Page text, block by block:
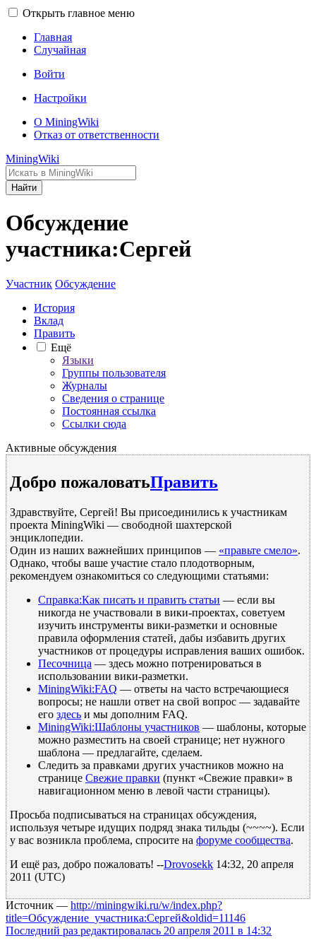
Открыть главное меню
Главная
Случайная
Войти
Настройки
О MiningWiki
Отказ от ответственности
MiningWiki
Найти
Обсуждение
участника:Сергей
Участник Обсуждение
История
Вклад
Править
Ещё
Языки
Группы пользователя
Журналы
Сведения о странице
Постоянная ссылка
Ссылки сюда
Активные обсуждения
Добро пожаловатьПравить
Здравствуйте, Сергей! Вы присоединились к участникам
проекта MiningWiki — свободной шахтерской
энциклопедии.
Один из наших важнейших принципов — «правьте смело».
Однако, чтобы ваше участие стало плодотворным,
рекомендуем ознакомиться со следующими статьями:
Справка:Как писать и править статьи — если вы
никогда не участвовали в вики-проектах, советуем
изучить инструменты вики-разметки и основные
правила оформления статей, дабы избавить других
участников от процедуры исправления ваших ошибок.
Песочница — здесь можно потренироваться в
использовании вики-разметки.
MiningWiki:FAQ — ответы на часто встречающиеся
вопросы; не нашли ответ на свой вопрос — задавайте
его здесь и мы дополним FAQ.
MiningWiki:Шаблоны участников — шаблоны, которые
можно разместить на своей странице; нет нужного
шаблона — предлагайте, сделаем.
Следить за правками других участников можно на
странице Свежие правки (пункт «Свежие правки» в
навигационном меню в левой части страницы).
Просьба подписываться на страницах обсуждения,
используя четыре идущих подряд знака тильды (~~~~). Если
у вас возникла проблема, спросите на форуме сообщества.
И ещё раз, добро пожаловать! --Drovosekk 14:32, 20 апреля
2011 (UTC)
Источник — http://miningwiki.ru/w/index.php?
title=Обсуждение_участника:Сергей&oldid=11146
Последний раз редактировалась 20 апреля 2011 в 14:32